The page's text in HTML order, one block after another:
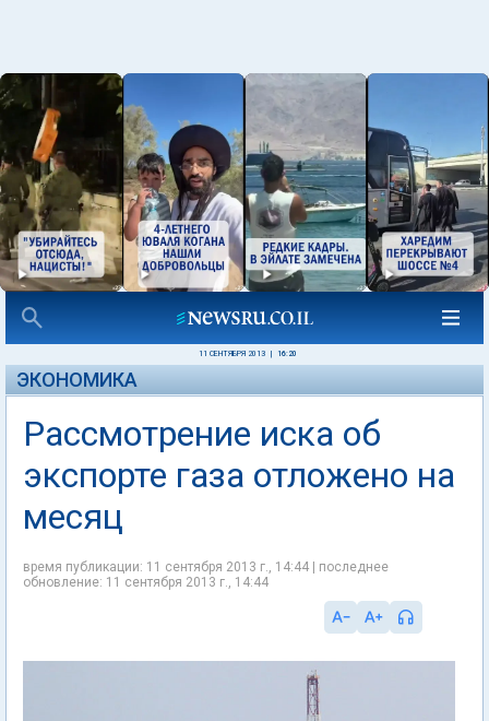
11 СЕНТЯБРЯ 2013 16:20
ЭКОНОМИКА
Рассмотрение иска об
экспорте газа отложено на
месяц
время публикации: 11 сентября 2013 г., 14:44 | последнее
обновление: 11 сентября 2013 г., 14:44